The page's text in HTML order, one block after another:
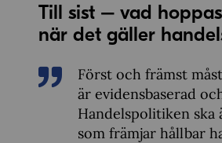
Till sist – vad
när det gäller
Först och främst
är evidensbaserad
Handelspolitiken
som främjar hållbar